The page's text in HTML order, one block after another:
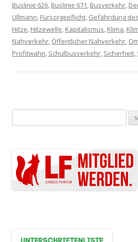
Buslinie 626, Buslinie 671, Busverkehr,
Ullmann, Fürsorgepflicht, Gefährdung
Hitze, Hitzewelle, Kapitalismus, Klima,
Nahverkehr, Öffentlicher Nahverkehr,
Profitwahn, Schulbusverkehr, Sicherheit,